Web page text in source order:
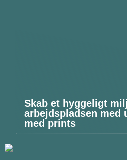
Skab et hyggeligt
arbejdspladsen med
med prints